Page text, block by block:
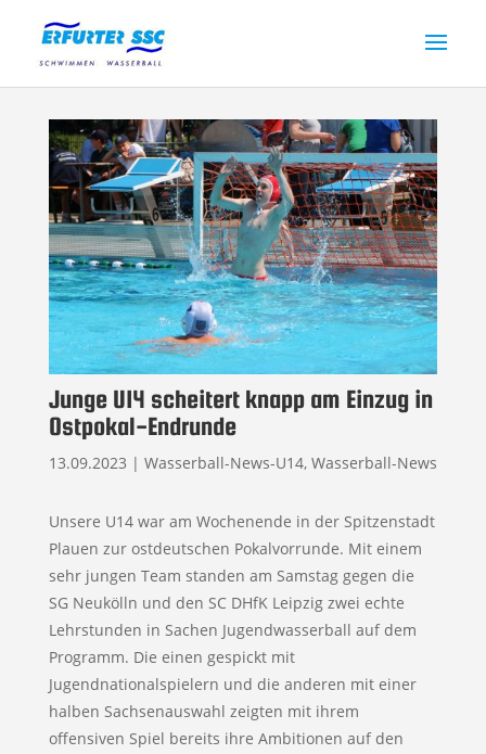
Junge U14 scheitert knapp am Einzug in
Ostpokal-Endrunde
13.09.2023 | Wasserball-News-U14, Wasserball-News
Unsere U14 war am Wochenende in der Spitzenstadt
Plauen zur ostdeutschen Pokalvorrunde. Mit einem
sehr jungen Team standen am Samstag gegen die
SG Neukölln und den SC DHfK Leipzig zwei echte
Lehrstunden in Sachen Jugendwasserball auf dem
Programm. Die einen gespickt mit
Jugendnationalspielern und die anderen mit einer
halben Sachsenauswahl zeigten mit ihrem
offensiven Spiel bereits ihre Ambitionen auf den